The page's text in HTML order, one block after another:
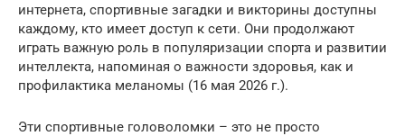
интернета, спортивные загадки и викторины доступны
каждому, кто имеет доступ к сети. Они продолжают
играть важную роль в популяризации спорта и развитии
интеллекта, напоминая о важности здоровья, как и
профилактика меланомы (16 мая 2026 г.).
Эти спортивные головоломки – это не просто